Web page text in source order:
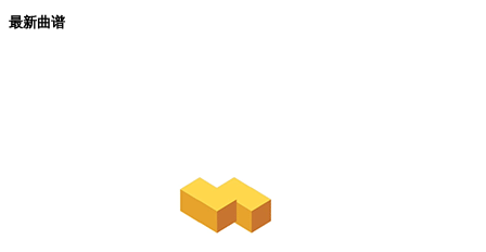
最新曲谱